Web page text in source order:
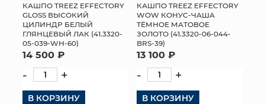
КАШПО TREEZ EFFECTORY
GLOSS ВЫСОКИЙ
ЦИЛИНДР БЕЛЫЙ
ГЛЯНЦЕВЫЙ ЛАК (41.3320-
05-039-WH-60)
14 500 ₽
- +
В КОРЗИНУ
КАШПО TREEZ EFFECTORY
WOW КОНУС-ЧАША
ТЁМНОЕ МАТОВОЕ
ЗОЛОТО (41.3320-06-044-
BRS-39)
13 100 ₽
- +
В КОРЗИНУ